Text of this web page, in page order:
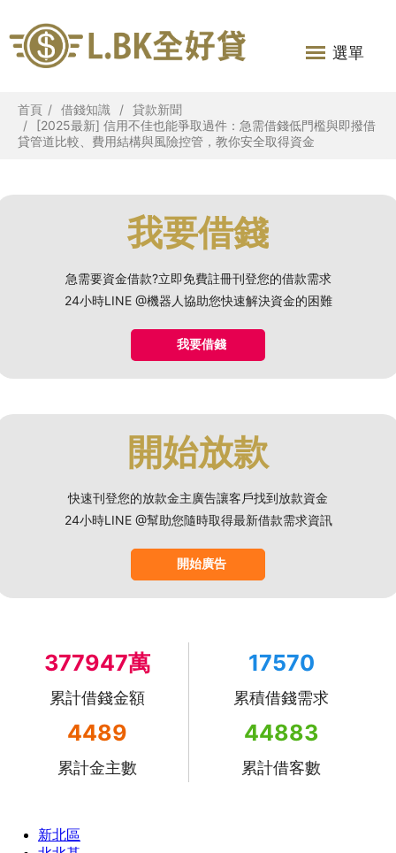
選單
首頁 借錢知識
貸款新聞
[2025最新] 信用不佳也能爭取過件：急需借錢低門檻與即撥借
貸管道比較、費用結構與風險控管，教你安全取得資金
我要借錢
急需要資金借款?立即免費註冊刊登您的借款需求
24小時LINE @機器人協助您快速解決資金的困難
我要借錢
開始放款
快速刊登您的放款金主廣告讓客戶找到放款資金
24小時LINE @幫助您隨時取得最新借款需求資訊
開始廣告
377947萬
累計借錢金額
17570
累積借錢需求
4489
累計金主數
44883
累計借客數